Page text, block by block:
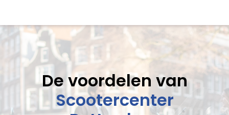
De voordelen van
Scootercenter